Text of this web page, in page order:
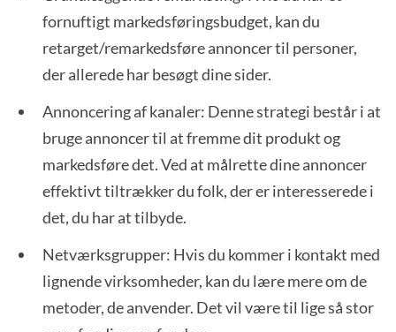
fornuftigt markedsføringsbudget, kan du
retarget/remarkedsføre annoncer til personer,
der allerede har besøgt dine sider.
Annoncering af kanaler: Denne strategi består i at
bruge annoncer til at fremme dit produkt og
markedsføre det. Ved at målrette dine annoncer
effektivt tiltrækker du folk, der er interesserede i
det, du har at tilbyde.
Netværksgrupper: Hvis du kommer i kontakt med
lignende virksomheder, kan du lære mere om de
metoder, de anvender. Det vil være til lige så stor